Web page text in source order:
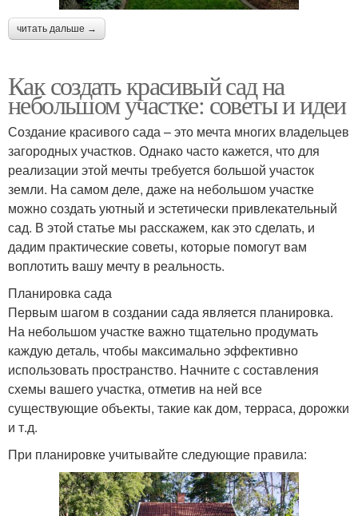
читать дальше →
Как создать красивый сад на
небольшом участке: советы и идеи
Создание красивого сада – это мечта многих владельцев
загородных участков. Однако часто кажется, что для
реализации этой мечты требуется большой участок
земли. На самом деле, даже на небольшом участке
можно создать уютный и эстетически привлекательный
сад. В этой статье мы расскажем, как это сделать, и
дадим практические советы, которые помогут вам
воплотить вашу мечту в реальность.
Планировка сада
Первым шагом в создании сада является планировка.
На небольшом участке важно тщательно продумать
каждую деталь, чтобы максимально эффективно
использовать пространство. Начните с составления
схемы вашего участка, отметив на ней все
существующие объекты, такие как дом, терраса, дорожки
и т.д.
При планировке учитывайте следующие правила: